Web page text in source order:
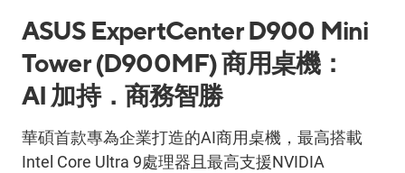
ASUS ExpertCenter D900 Mini
Tower (D900MF)商用桌機：
AI加持．商務智勝
華碩首款專為企業打造的AI商用桌機，最高搭載
Intel Core Ultra 9處理器且最高支援NVIDIA